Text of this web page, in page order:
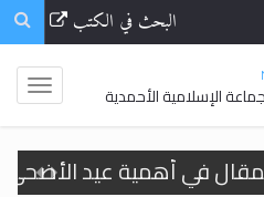
البحث في الكتب
الإسلامية الأحمدية
في أهمية عيد